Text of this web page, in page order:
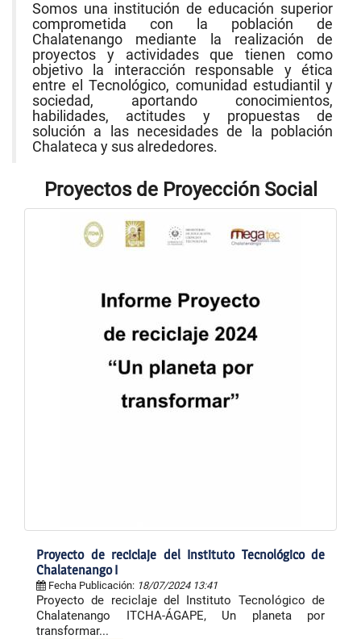
Somos una institución de educación superior
comprometida con la población de
Chalatenango mediante la realización de
proyectos y actividades que tienen como
objetivo la interacción responsable y ética
entre el Tecnológico, comunidad estudiantil y
sociedad, aportando conocimientos,
habilidades, actitudes y propuestas de
solución a las necesidades de la población
Chalateca y sus alrededores.
Proyectos de Proyección Social
Proyecto de reciclaje del Instituto Tecnológico de
Chalatenango I
Fecha Publicación: 18/07/2024 13:41
Proyecto de reciclaje del Instituto Tecnológico de
Chalatenango ITCHA-ÁGAPE, Un planeta por
transformar...